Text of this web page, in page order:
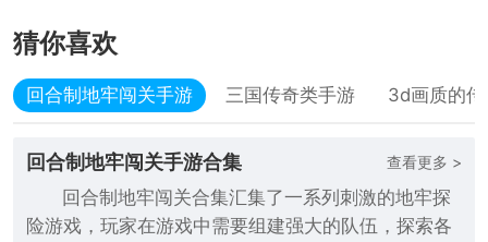
猜你喜欢
回合制地牢闯关手游 三国传奇类手游 3d画质的
回合制地牢闯关手游合集 查看更多 >
回合制地牢闯关合集汇集了一系列刺激的地牢探
险游戏，玩家在游戏中需要组建强大的队伍，探索各